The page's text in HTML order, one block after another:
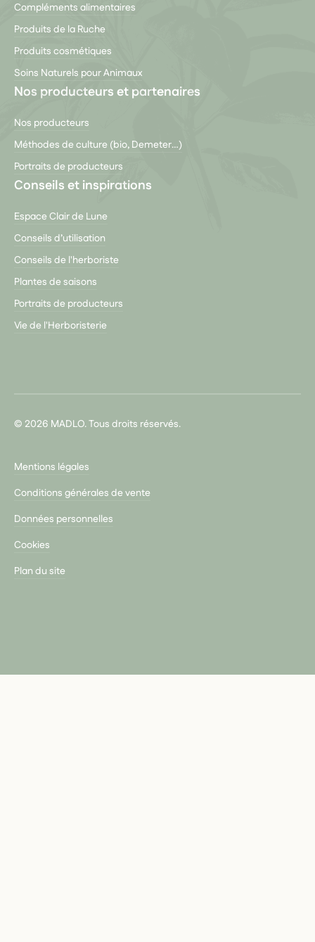
Compléments alimentaires
Produits de la Ruche
Produits cosmétiques
Soins Naturels pour Animaux
Nos producteurs et partenaires
Nos producteurs
Méthodes de culture (bio, Demeter…)
Portraits de producteurs
Conseils et inspirations
Espace Clair de Lune
Conseils d’utilisation
Conseils de l'herboriste
Plantes de saisons
Portraits de producteurs
Vie de l'Herboristerie
© 2026 MADLO. Tous droits réservés.
Mentions légales
Conditions générales de vente
Données personnelles
Cookies
Plan du site